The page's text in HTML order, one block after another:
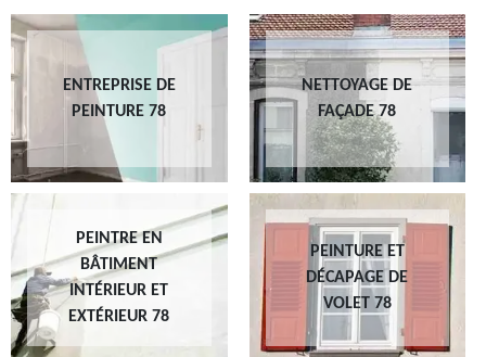
ENTREPRISE DE
PEINTURE 78
NETTOYAGE DE
FAÇADE 78
PEINTRE EN
BÂTIMENT
INTÉRIEUR ET
EXTÉRIEUR 78
PEINTURE ET
DÉCAPAGE DE
VOLET 78